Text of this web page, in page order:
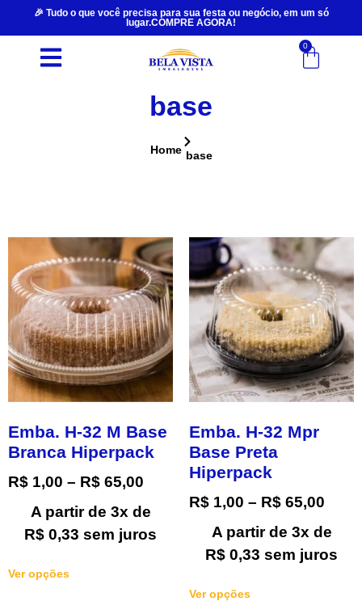
🎉 Tudo o que você precisa para sua festa ou negócio, em um só
lugar.COMPRE AGORA!
0
base
Home base
Emba. H-32 M Base
Branca Hiperpack
R$ 1,00 – R$ 65,00
A partir de 3x de
R$ 0,33 sem juros
Ver opções
Emba. H-32 Mpr
Base Preta
Hiperpack
R$ 1,00 – R$ 65,00
A partir de 3x de
R$ 0,33 sem juros
Ver opções